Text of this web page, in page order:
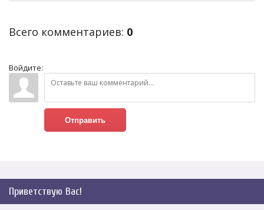
Всего комментариев: 0
Войдите:
Отправить
Приветствую Вас!